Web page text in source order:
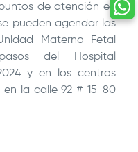
de atención en
pueden agendar las
Materno Fetal
del Hospital
y en los centros
en la calle 92 # 15-80